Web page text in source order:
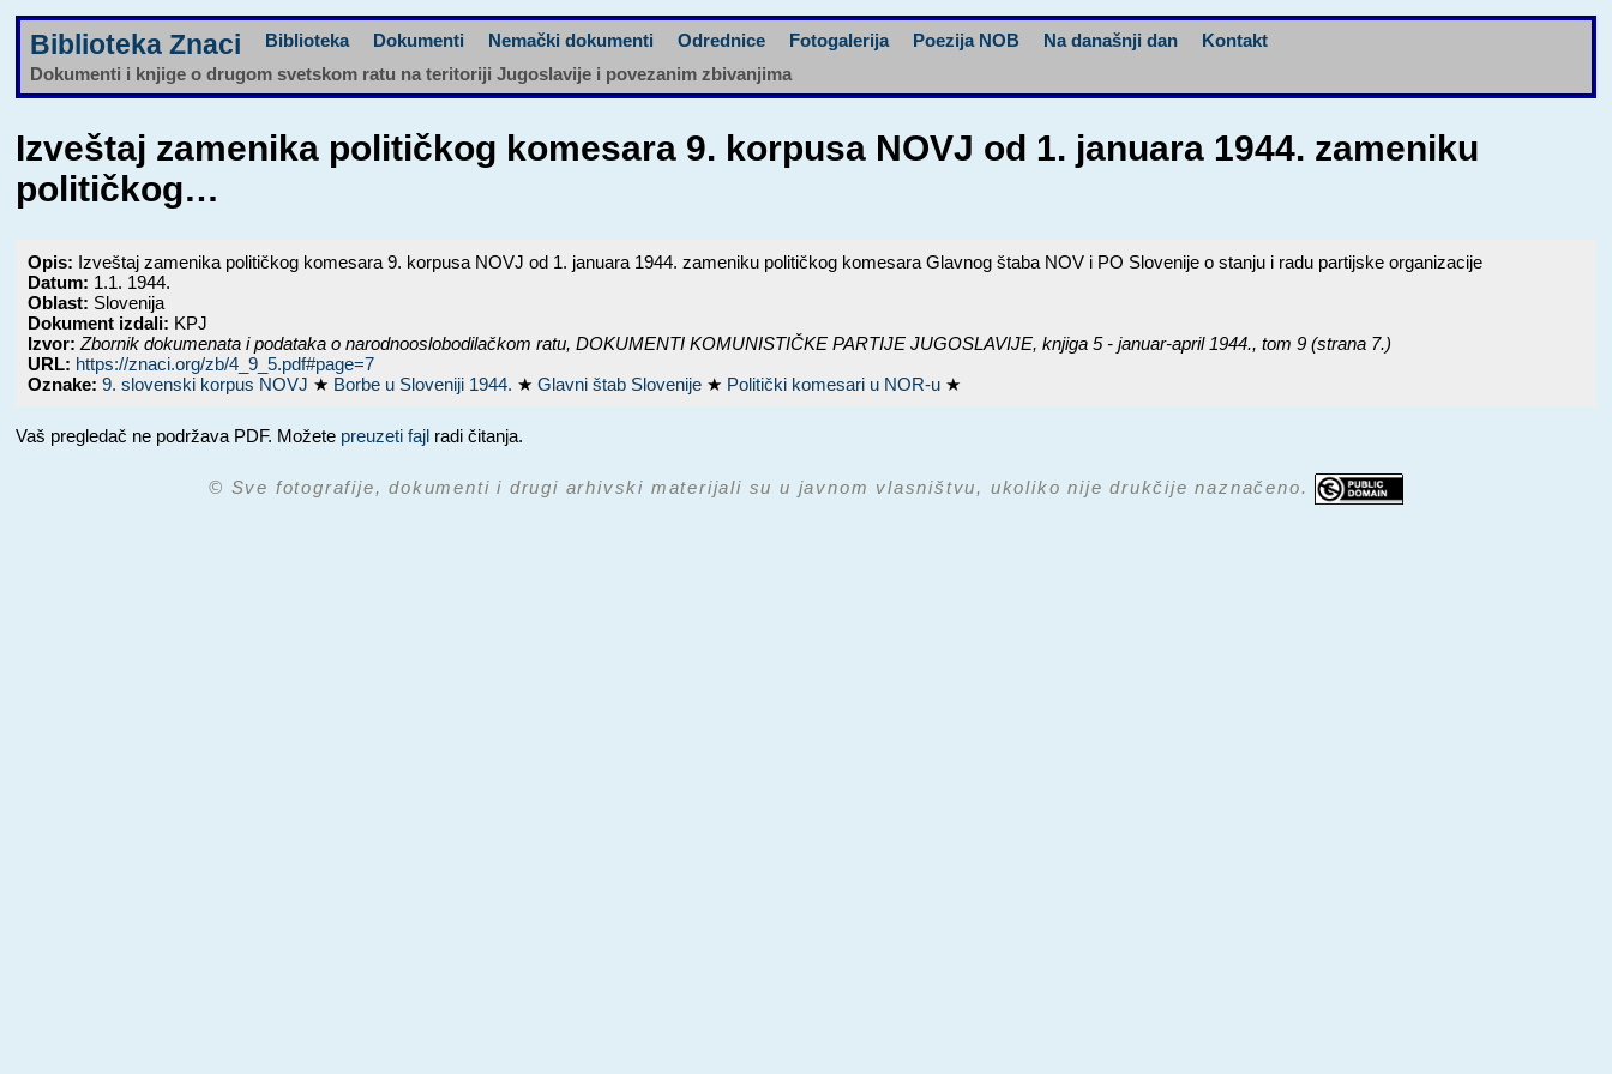
Biblioteka Znaci Biblioteka Dokumenti Nemački dokumenti Odrednice Fotogalerija Poezija NOB Na današnji dan
Kontakt
Dokumenti i knjige o drugom svetskom ratu na teritoriji Jugoslavije i povezanim zbivanjima
Izveštaj zamenika političkog komesara 9. korpusa NOVJ od 1. januara 1944. zameniku
političkog…
Opis: Izveštaj zamenika političkog komesara 9. korpusa NOVJ od 1. januara 1944. zameniku političkog komesara Glavnog štaba NOV i PO Slovenije o stanju i radu partijske organizacije
Datum: 1.1. 1944.
Oblast: Slovenija
Dokument izdali: KPJ
Izvor: Zbornik dokumenata i podataka o narodnooslobodilačkom ratu,DOKUMENTI KOMUNISTIČKE PARTIJE JUGOSLAVIJE, knjiga 5 - januar-april 1944., tom 9 (strana 7.)
URL: https://znaci.org/zb/4_9_5.pdf#page=7
Oznake:9. slovenski korpus NOVJ ★ Borbe u Sloveniji 1944. ★Glavni štab Slovenije ★ Politički komesari u NOR-u ★
Vaš pregledač ne podržava PDF. Možete preuzeti fajl radi čitanja.
© Sve fotografije, dokumenti i drugi arhivski materijali su u javnom vlasništvu, ukoliko nije drukčije naznačeno.